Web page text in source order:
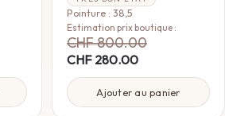
Pointure : 38,5
Estimation prix boutique :
CHF800.00
CHF280.00
Ajouter au panier